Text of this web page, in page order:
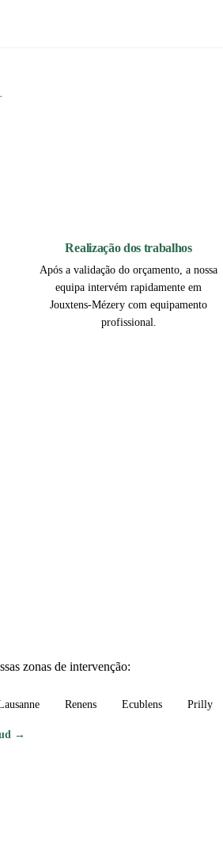
Realização dos trabalhos
Após a validação do orçamento, a nossa
equipa intervém rapidamente em
Jouxtens-Mézery com equipamento
profissional.
zonas de intervenção:
Renens Ecublens Prilly
→